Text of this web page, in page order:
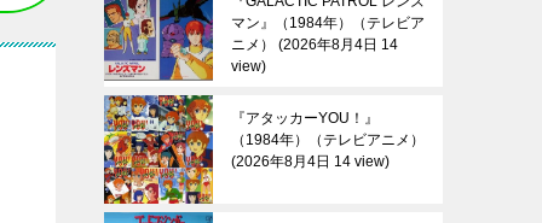
マン』（1984年）（テレビア
ニメ）
2026年8月4日 14
view
『アタッカーYOU！』
（1984年）（テレビアニメ）
2026年8月4日 14 view